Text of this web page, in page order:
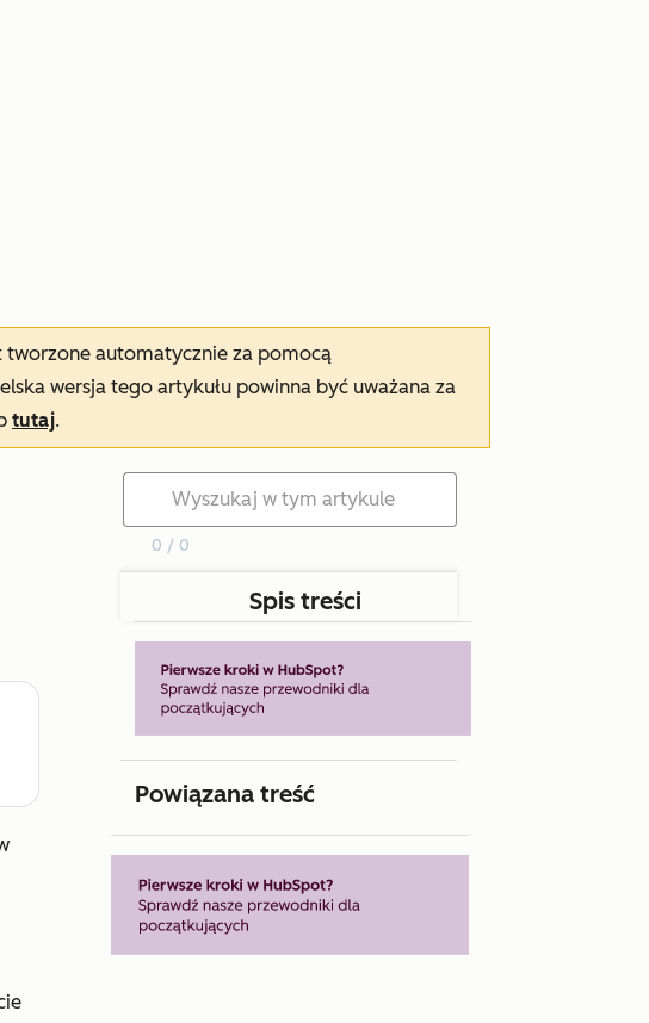
tworzone automatycznie za pomocą
wersja tego artykułu powinna być uważana za
tutaj.
0 / 0
Spis treści
Powiązana treść